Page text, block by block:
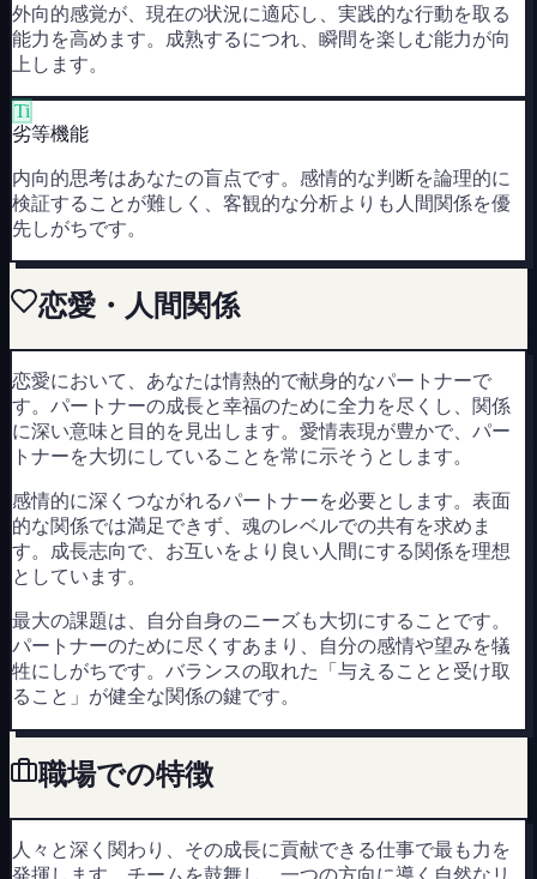
外向的感覚が、現在の状況に適応し、実践的な行動を取る
能力を高めます。成熟するにつれ、瞬間を楽しむ能力が向
上します。
Ti
劣等機能
内向的思考はあなたの盲点です。感情的な判断を論理的に
検証することが難しく、客観的な分析よりも人間関係を優
先しがちです。
恋愛・人間関係
恋愛において、あなたは情熱的で献身的なパートナーで
す。パートナーの成長と幸福のために全力を尽くし、関係
に深い意味と目的を見出します。愛情表現が豊かで、パー
トナーを大切にしていることを常に示そうとします。
感情的に深くつながれるパートナーを必要とします。表面
的な関係では満足できず、魂のレベルでの共有を求めま
す。成長志向で、お互いをより良い人間にする関係を理想
としています。
最大の課題は、自分自身のニーズも大切にすることです。
パートナーのために尽くすあまり、自分の感情や望みを犠
牲にしがちです。バランスの取れた「与えることと受け取
ること」が健全な関係の鍵です。
職場での特徴
人々と深く関わり、その成長に貢献できる仕事で最も力を